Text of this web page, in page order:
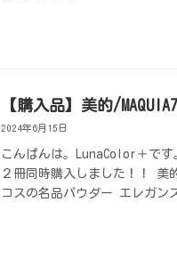
【購入品】美的/
2024年6月15日
こんばんは。LunaColor＋で
２冊同時購入しました！！ 美
コスの名品パウダー エレガ